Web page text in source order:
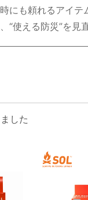
にも頼れるアイテ
“使える防災”を見
した